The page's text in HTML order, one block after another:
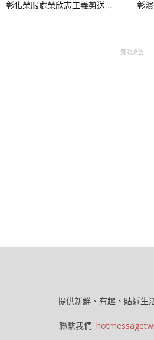
彰化榮服處榮欣志工義剪送... 彰
- 贊助廣告 -
提供新鮮、有趣、貼近生
聯繫我們: